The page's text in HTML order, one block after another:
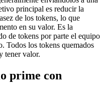
principal es reducir la
de los tokens, lo que
en su valor. Es la
de tokens por parte el equipo
Todos los tokens quemados
tener valor.
prime con